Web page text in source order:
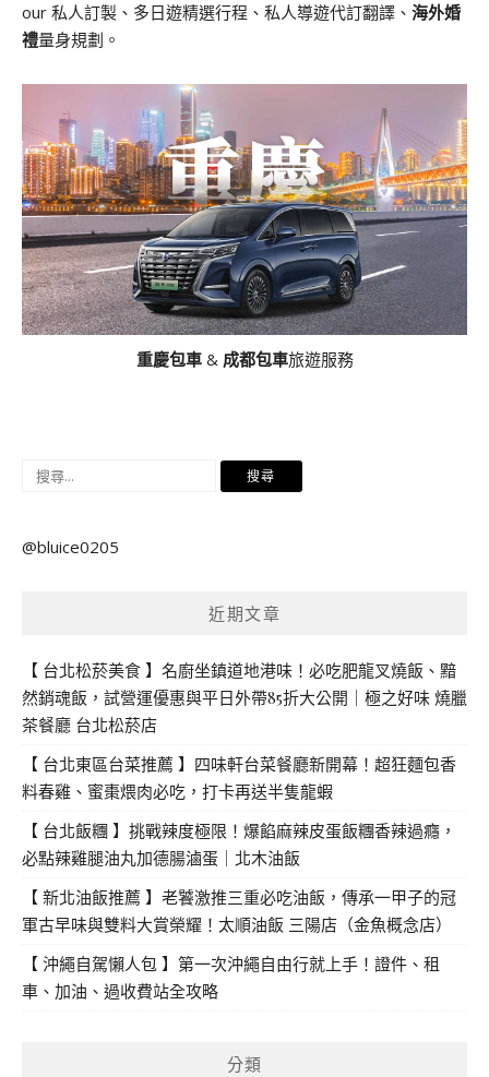
our 私人訂製、多日遊精選行程、私人導遊代訂翻譯、 海外婚
禮量身規劃。
重慶包車& 成都包車旅遊服務
搜
鍵
@bluice0205
近期文章
【 台北松菸美食 】名廚坐鎮道地港味！必吃肥龍叉燒飯、黯
然銷魂飯，試營運優惠與平日外帶85折大公開｜極之好味 燒臘
茶餐廳 台北松菸店
【 台北東區台菜推薦 】四味軒台菜餐廳新開幕！超狂麵包香
料春雞、蜜棗煨肉必吃，打卡再送半隻龍蝦
【 台北飯糰 】挑戰辣度極限！爆餡麻辣皮蛋飯糰香辣過癮，
必點辣雞腿油丸加德腸滷蛋｜北木油飯
【 新北油飯推薦 】老饕激推三重必吃油飯，傳承一甲子的冠
軍古早味與雙料大賞榮耀！太順油飯 三陽店（金魚概念店）
【 沖繩自駕懶人包 】第一次沖繩自由行就上手！證件、租
車、加油、過收費站全攻略
分類